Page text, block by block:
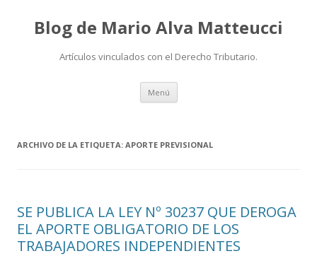
Blog de Mario Alva Matteucci
Artículos vinculados con el Derecho Tributario.
Menú Ir
contenido
ARCHIVO DE LA ETIQUETA: APORTE PREVISIONAL
SE PUBLICA LA LEY Nº 30237 QUE DEROGA
EL APORTE OBLIGATORIO DE LOS
TRABAJADORES INDEPENDIENTES